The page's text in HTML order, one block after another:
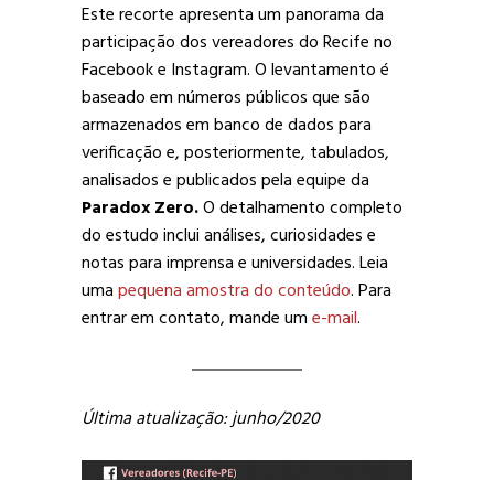
Este recorte apresenta um panorama da
participação dos vereadores do Recife no
Facebook e Instagram. O levantamento é
baseado em números públicos que são
armazenados em banco de dados para
verificação e, posteriormente, tabulados,
analisados e publicados pela equipe da
Paradox Zero.O detalhamento completo
do estudo inclui análises, curiosidades e
notas para imprensa e universidades. Leia
umapequena amostra do conteúdo. Para
entrar em contato, mande ume-mail.
Última atualização: junho/2020